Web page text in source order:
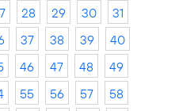
28 29 30
31
37 38 39
40
46 47 48
49
55 56 57
58